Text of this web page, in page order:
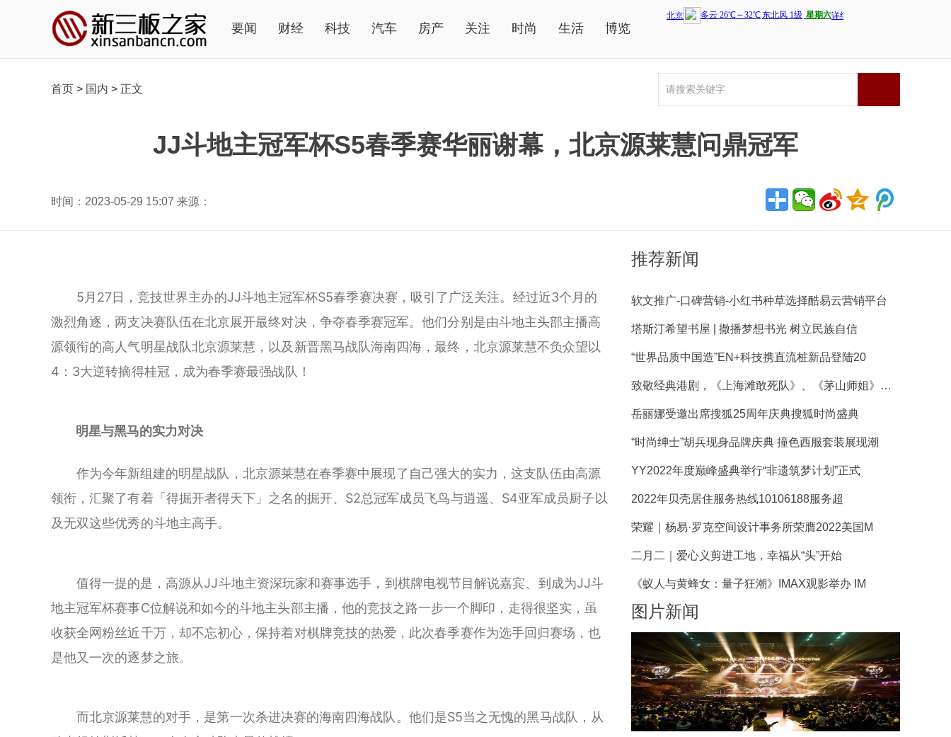
要闻 财经 科技 汽车 房产 关注 时尚 生活 博览
首页 > 国内 > 正文
JJ斗地主冠军杯S5春季赛华丽谢幕，北京源莱慧问鼎冠军
时间：2023-05-29 15:07 来源：
5月27日，竞技世界主办的JJ斗地主冠军杯S5春季赛决赛，吸引了广泛关注。经过近3个月的
激烈角逐，两支决赛队伍在北京展开最终对决，争夺春季赛冠军。他们分别是由斗地主头部主播高
源领衔的高人气明星战队北京源莱慧，以及新晋黑马战队海南四海，最终，北京源莱慧不负众望以
4：3大逆转摘得桂冠，成为春季赛最强战队！
明星与黑马的实力对决
作为今年新组建的明星战队，北京源莱慧在春季赛中展现了自己强大的实力，这支队伍由高源
领衔，汇聚了有着「得掘开者得天下」之名的掘开、S2总冠军成员飞鸟与逍遥、S4亚军成员厨子以
及无双这些优秀的斗地主高手。
值得一提的是，高源从JJ斗地主资深玩家和赛事选手，到棋牌电视节目解说嘉宾、到成为JJ斗
地主冠军杯赛事C位解说和如今的斗地主头部主播，他的竞技之路一步一个脚印，走得很坚实，虽
收获全网粉丝近千万，却不忘初心，保持着对棋牌竞技的热爱，此次春季赛作为选手回归赛场，也
是他又一次的逐梦之旅。
而北京源莱慧的对手，是第一次杀进决赛的海南四海战队。他们是S5当之无愧的黑马战队，从
推荐新闻
软文推广-口碑营销-小红书种草选择酷易云营销平台
塔斯汀希望书屋 | 撒播梦想书光 树立民族自信
“世界品质中国造”EN+科技携直流桩新品登陆20
致敬经典港剧，《上海滩敢死队》、《茅山师姐》正式
岳丽娜受邀出席搜狐25周年庆典搜狐时尚盛典
“时尚绅士”胡兵现身品牌庆典 撞色西服套装展现潮
YY2022年度巅峰盛典举行“非遗筑梦计划”正式
2022年贝壳居住服务热线10106188服务超
荣耀｜杨易·罗克空间设计事务所荣膺2022美国M
二月二｜爱心义剪进工地，幸福从“头”开始
《蚁人与黄蜂女：量子狂潮》IMAX观影举办 IM
图片新闻